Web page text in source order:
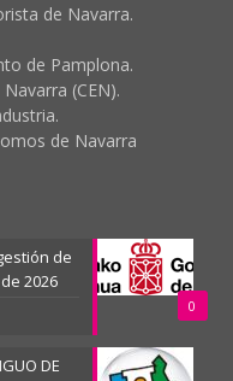
de Navarra.
de Pamplona.
(CEN).
de Navarra
0
de
2026
DE